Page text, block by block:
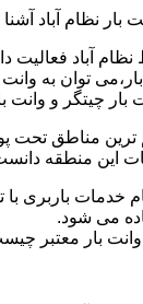
نظام آباد آشنا
نظام آباد
توان به
بار چیتگر و
مناطق تحت
این منطقه
باربری با
می شود.
بار معتبر